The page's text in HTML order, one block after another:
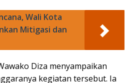
Wali Kota
Mitigasi dan
Diza menyampaikan
kegiatan tersebut. Ia